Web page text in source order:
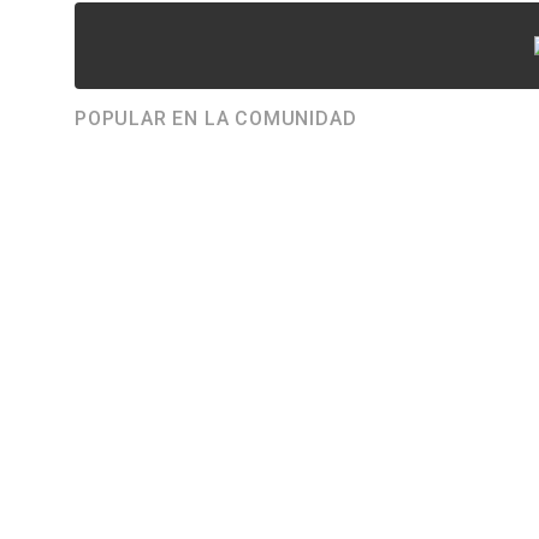
POPULAR EN LA COMUNIDAD